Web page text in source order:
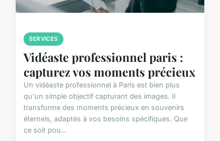
SERVICES
Vidéaste professionnel paris :
capturez vos moments précieux
Un vidéaste professionnel à Paris est bien plus
qu'un simple objectif capturant des images. Il
transforme des moments précieux en souvenirs
éternels, adaptés à vos besoins spécifiques. Que
ce soit pou...